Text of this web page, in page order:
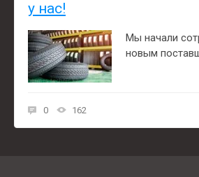
у нас!
Мы начали
новым
0 162